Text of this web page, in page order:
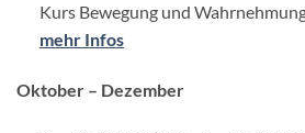
Kurs Bewegung und
mehr Infos
Oktober – Dezember